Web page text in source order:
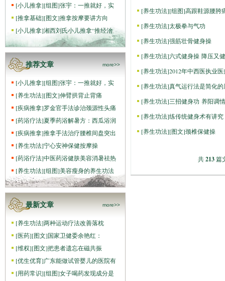
[小儿推拿][组图]张宇：一推就好，实
[推拿基础][图文]推拿按摩要讲方向
[小儿推拿]湘西刘氏小儿推拿“推经治
推荐文章 more>>
[小儿推拿][组图]张宇：一推就好，实
[养生功法][图文]伸臂拱背止背痛
[疾病推拿]罗金官手法诊治颈源性头痛
[药浴疗法]夏季药浴解暑方：西瓜浴润
[疾病推拿]推拿手法治疗腰椎间盘突出
[养生功法]宁心安神保健按摩操
[药浴疗法]中医药浴健肤美容消暑祛热
[养生功法][组图]美容瘦身的养生功法
最新文章 more>>
[养生功法]两种运动疗法改善落枕
[医药][图文]国家卫健委余艳红：
[维权][图文]把患者遗忘在磁共振
[优生优育]广东能做试管婴儿的医院有
[用药常识][组图]女子喝药发现成分是
[养生功法][组图]高跟鞋源腰胯
[养生功法]太极拳与气功
[养生功法]强筋壮骨健身操
[养生功法]六式健身操 降压又
[养生功法]2012年中西医执业
[养生功法]真气运行法是简化
[养生功法]三招健身功 养阳调
[养生功法]练传统健身术有讲究
[养生功法][图文]颈椎保健操
共213篇